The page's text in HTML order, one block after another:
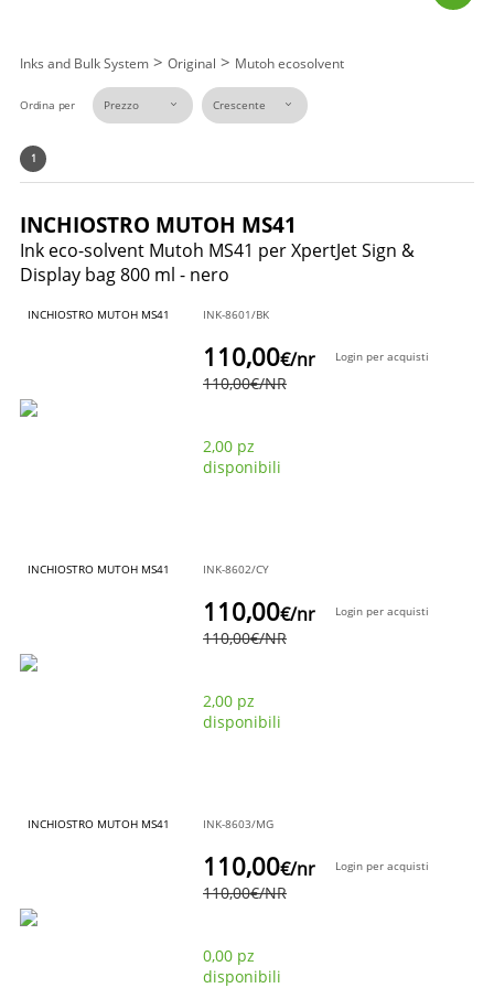
Inks and Bulk System > Original > Mutoh ecosolvent
Ordina per
1
INCHIOSTRO MUTOH MS41
Ink eco-solvent Mutoh MS41 per XpertJet Sign &
Display bag 800 ml - nero
INCHIOSTRO MUTOH MS41 INK-8601/BK
110,00€/NR
110,00€/nr
2,00 pz
disponibili
Login per acquisti
INCHIOSTRO MUTOH MS41 INK-8602/CY
110,00€/NR
110,00€/nr
2,00 pz
disponibili
Login per acquisti
INCHIOSTRO MUTOH MS41 INK-8603/MG
110,00€/NR
110,00€/nr
0,00 pz
disponibili
Login per acquisti